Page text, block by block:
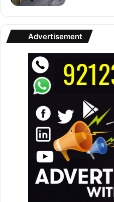
Advertisement